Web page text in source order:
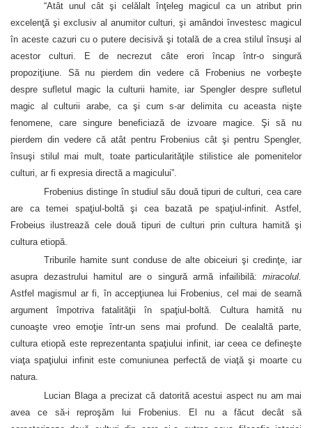
“Atât unul cât şi celălalt înţeleg magicul ca un atribut prin
excelenţă şi exclusiv al anumitor culturi, şi amândoi învestesc magicul
în aceste cazuri cu o putere decisivă şi totală de a crea stilul însuşi al
acestor culturi. E de necrezut câte erori încap într-o singură
propoziţiune. Să nu pierdem din vedere că Frobenius ne vorbeşte
despre sufletul magic la culturii hamite, iar Spengler despre sufletul
magic al culturii arabe, ca şi cum s-ar delimita cu aceasta nişte
fenomene, care singure beneficiază de izvoare magice. Şi să nu
pierdem din vedere că atât pentru Frobenius cât şi pentru Spengler,
însuşi stilul mai mult, toate particularităţile stilistice ale pomenitelor
culturi, ar fi expresia directă a magicului”.
Frobenius distinge în studiul său două tipuri de culturi, cea care
are ca temei spaţiul-boltă şi cea bazată pe spaţiul-infinit. Astfel,
Frobeius ilustrează cele două tipuri de culturi prin cultura hamită şi
cultura etiopă.
Triburile hamite sunt conduse de alte obiceiuri şi credinţe, iar
asupra dezastrului hamitul are o singură armă infailibilă: miracolul.
Astfel magismul ar fi, în accepţiunea lui Frobenius, cel mai de seamă
argument împotriva fatalităţii în spaţiul-boltă. Cultura hamită nu
cunoaşte vreo emoţie într-un sens mai profund. De cealaltă parte,
cultura etiopă este reprezentanta spaţiului infinit, iar ceea ce defineşte
viaţa spaţiului infinit este comuniunea perfectă de viaţă şi moarte cu
natura.
Lucian Blaga a precizat că datorită acestui aspect nu am mai
avea ce să-i reproşăm lui Frobenius. El nu a făcut decât să